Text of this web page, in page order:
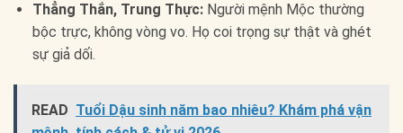
Thẳng Thắn, Trung Thực:Người mệnh Mộc thường
bộc trực, không vòng vo. Họ coi trọng sự thật và ghét
sự giả dối.
READ Tuổi Dậu sinh năm bao nhiêu? Khám phá vận